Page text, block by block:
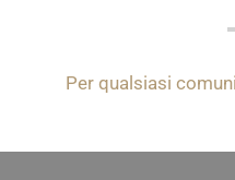
Per qualsiasi